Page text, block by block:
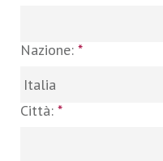
Nazione: *
Città: *